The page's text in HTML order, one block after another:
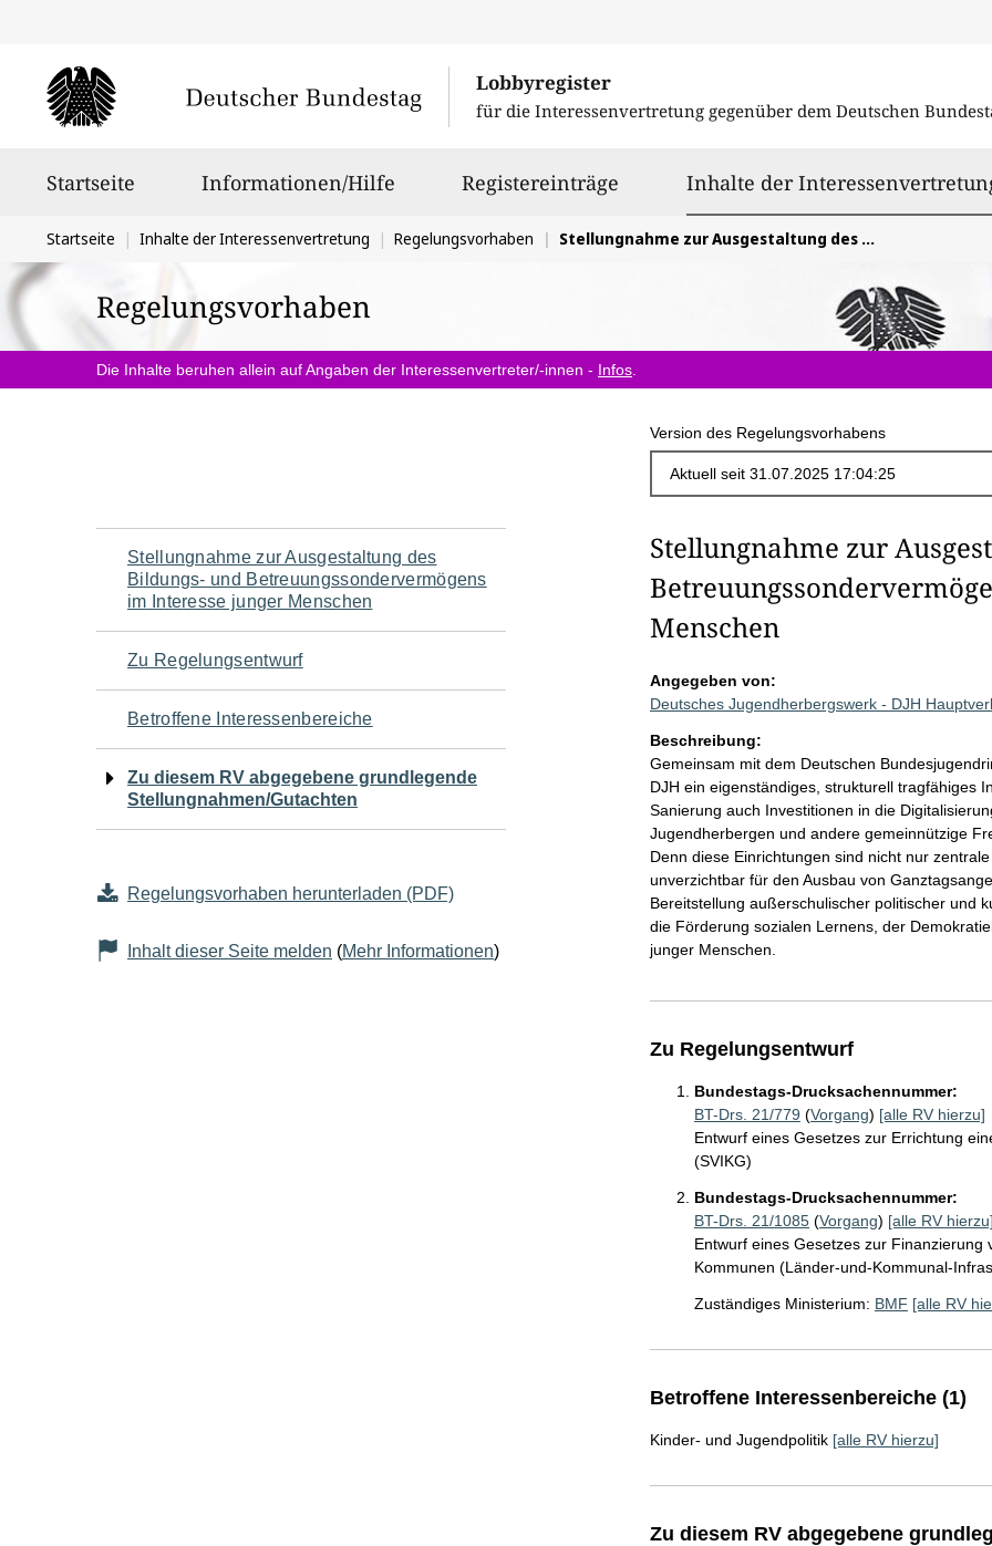
Lobbyregister
für die Interessenvertretung gegenüber dem Deutschen
Startseite Informationen/Hilfe Registereinträge Inhalte der
Sie
befinden
sich
hier:
Startseite Inhalte der Interessenvertretung Regelungsvorhaben Stellungnahme zur Ausgestaltung des Bildungs- und Betreuungssondervermögens im Interesse junger Menschen
Regelungsvorhaben
Die Inhalte beruhen allein auf Angaben der Interessenvertreter/-innen - Infos
Version des Regelungsvorhabens
Navigation
für
den
Seiteninhalt
Stellungnahme zur Ausgestaltung des
Bildungs- und Betreuungssondervermögens
im Interesse junger Menschen
Zu Regelungsentwurf
Betroffene Interessenbereiche
Zu diesem RV abgegebene grundlegende
Stellungnahmen/Gutachten
Regelungsvorhaben herunterladen (PDF)
Inhalt dieser Seite melden (Mehr Informationen)
Stellungnahme zur
Menschen
Angegeben von:
Deutsches Jugendherbergswerk - DJH
Beschreibung:
Gemeinsam mit dem Deutschen
DJH ein eigenständiges, strukturell tragfähiges
Sanierung auch Investitionen in die
Jugendherbergen und andere gemeinnützige
Denn diese Einrichtungen sind nicht nur
unverzichtbar für den Ausbau von
Bereitstellung außerschulischer politischer und
die Förderung sozialen Lernens, der
junger Menschen.
Zu Regelungsentwurf
Bundestags-Drucksachennummer:
BT-Drs. 21/779 (Vorgang) [alle RV hierzu]
Entwurf eines Gesetzes zur Errichtung
(SVIKG)
Bundestags-Drucksachennummer:
BT-Drs. 21/1085(Vorgang) [alle RV
Entwurf eines Gesetzes zur
Kommunen (Länder-und-Kommunal-
Zuständiges Ministerium: BMF [alle RV
Betroffene Interessenbereiche (1)
Kinder- und Jugendpolitik [alle RV hierzu]
Zu diesem RV abgegebene